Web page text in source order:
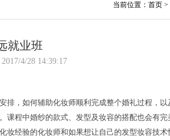
当前位置： 首页 >
就业班
4/28 14:39:17
排，如何辅助化妆师顺利完成整个婚礼过程，以
课程中婚纱的款式、发型及妆容的搭配也会有完
妆经验的化妆师和如果想让自己的发型妆容技